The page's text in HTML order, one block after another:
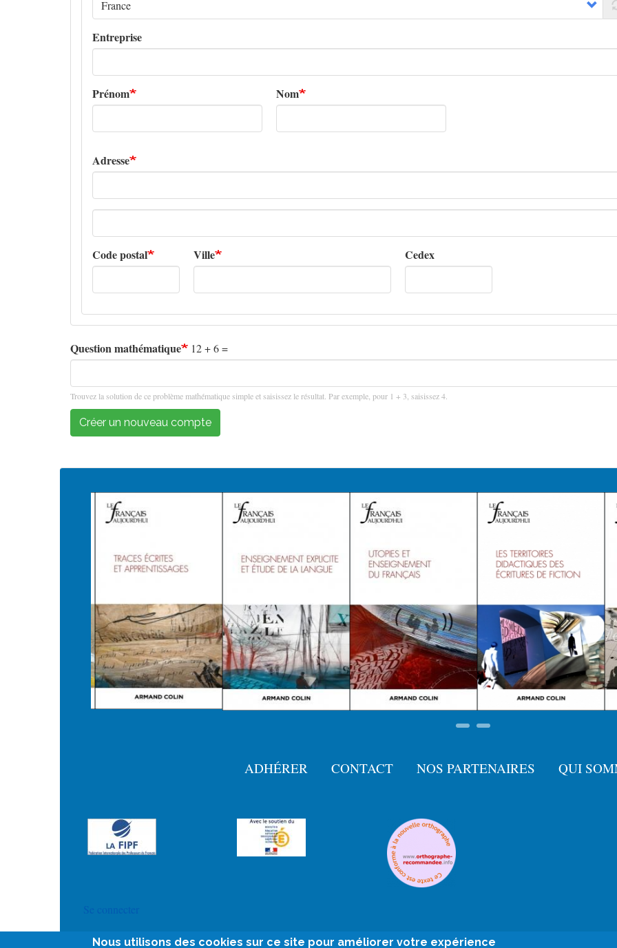
Entreprise
Prénom Nom
Adresse
Adresse
Code postal Ville Cedex
Question mathématique 12 + 6 =
Trouvez la solution de ce problème mathématique simple et saisissez le résultat. Par exemple, pour 1 + 3, saisissez 4.
Créer un nouveau compte
page
ADHÉRER CONTACT NOS PARTENAIRES QUI
Se connecter
Nous utilisons des cookies sur ce site pour améliorer votre expérience